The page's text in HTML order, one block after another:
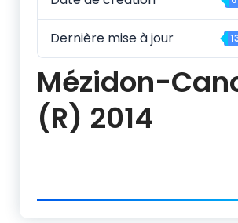
Dernière mise à jour
Mézidon-
(R) 2014